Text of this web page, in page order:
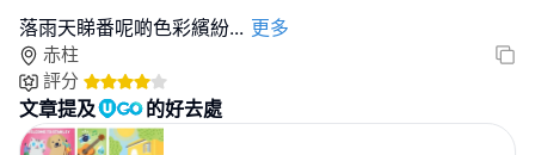
落雨天睇番呢啲色彩繽紛... 更多
赤柱
評分
文章提及 的好去處